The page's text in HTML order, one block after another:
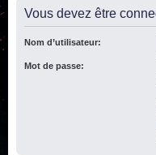
Vous devez être
Nom d’utilisateur:
Mot de passe: